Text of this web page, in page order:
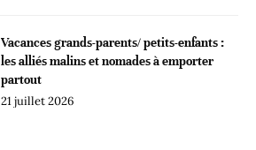
Vacances grands-parents/ petits-enfants :
les alliés malins et nomades à emporter
partout
21 juillet 2026